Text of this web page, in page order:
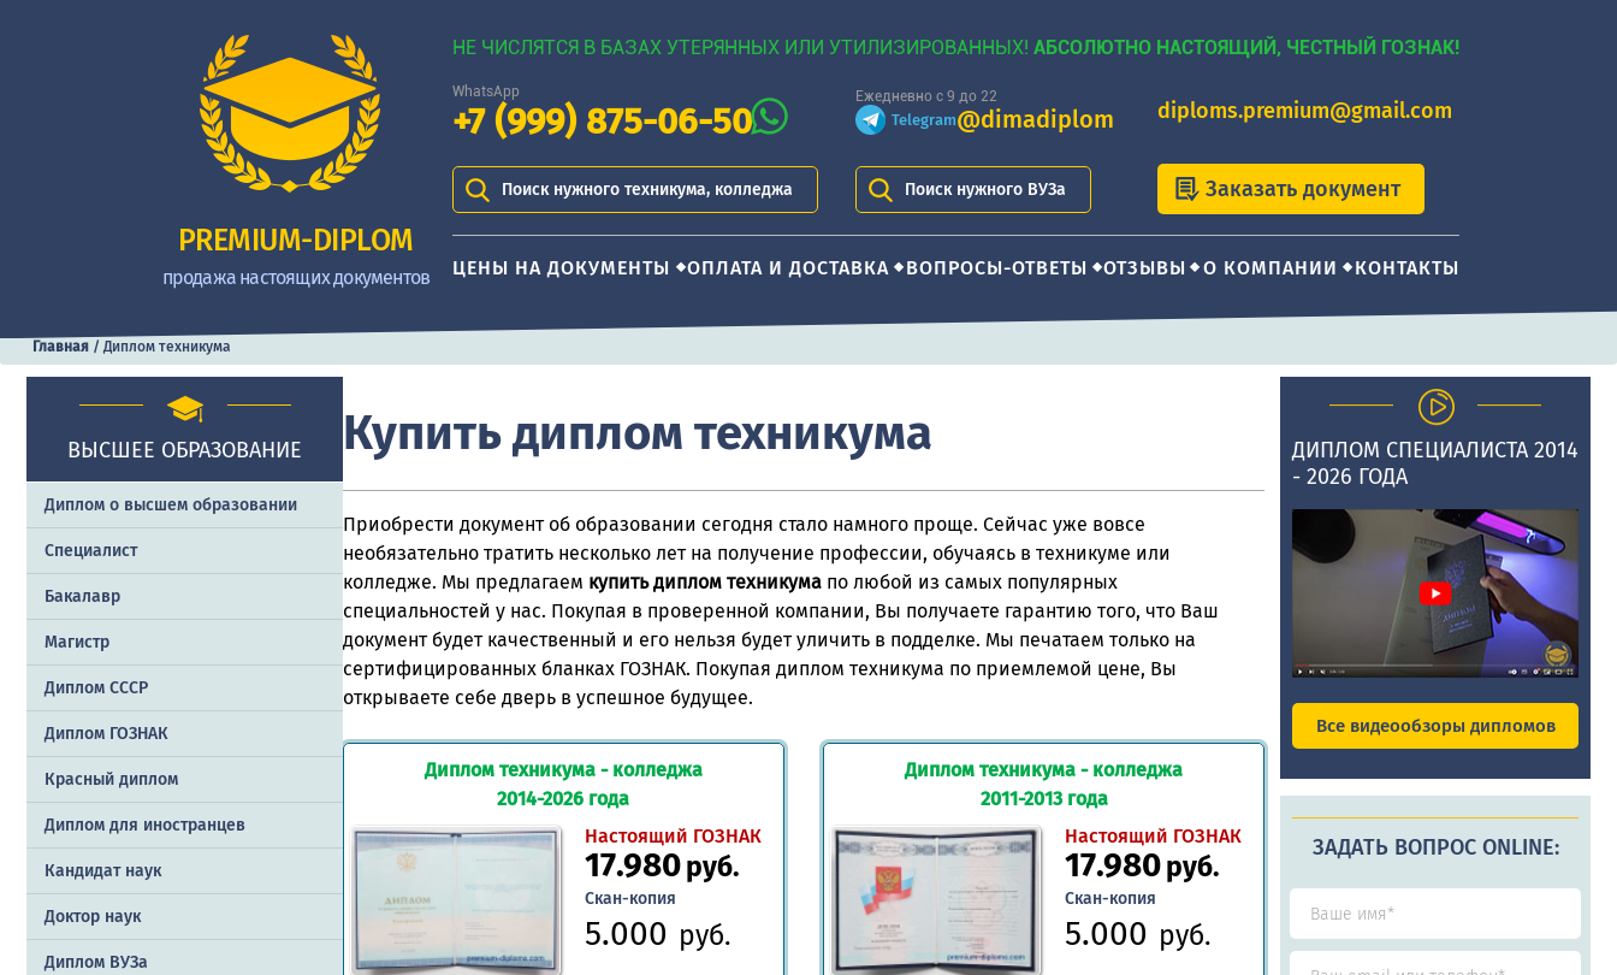
PREMIUM-DIPLOM
продажа настоящих документов
НЕ ЧИСЛЯТСЯ В БАЗАХ УТЕРЯННЫХ ИЛИ УТИЛИЗИРОВАННЫХ!АБСОЛЮТНО НАСТОЯЩИЙ, ЧЕСТНЫЙ ГОЗНАК!
WhatsApp
+7 (999) 875-06-50
Ежедневно с 9 до 22
Telegram@dimadiplom diploms.premium@gmail.com
Поиск нужного техникума, колледжа Поиск нужного ВУЗа Заказать документ
ЦЕНЫ НА ДОКУМЕНТЫ ОПЛАТА И ДОСТАВКА ВОПРОСЫ-ОТВЕТЫ ОТЗЫВЫ О КОМПАНИИ КОНТАКТЫ
Главная /Диплом техникума
ВЫСШЕЕ ОБРАЗОВАНИЕ
Диплом о высшем образовании
Специалист
Бакалавр
Магистр
Диплом СССР
Диплом ГОЗНАК
Красный диплом
Диплом для иностранцев
Кандидат наук
Доктор наук
Диплом ВУЗа
Купить диплом техникума
Приобрести документ об образовании сегодня стало намного проще. Сейчас уже вовсе
необязательно тратить несколько лет на получение профессии, обучаясь в техникуме или
колледже. Мы предлагаем купить диплом техникумапо любой из самых популярных
специальностей у нас. Покупая в проверенной компании, Вы получаете гарантию того, что Ваш
документ будет качественный и его нельзя будет уличить в подделке. Мы печатаем только на
сертифицированных бланках ГОЗНАК. Покупая диплом техникума по приемлемой цене, Вы
открываете себе дверь в успешное будущее.
Диплом техникума - колледжа
2014-2026 года
Настоящий ГОЗНАК
17.980руб.
Скан-копия
5.000 руб.
Диплом техникума - колледжа
2011-2013 года
Настоящий ГОЗНАК
17.980руб.
Скан-копия
5.000 руб.
ДИПЛОМ СПЕЦИАЛИСТА 2014
- 2026 ГОДА
Все видеообзоры дипломов
ЗАДАТЬ ВОПРОС ONLINE: